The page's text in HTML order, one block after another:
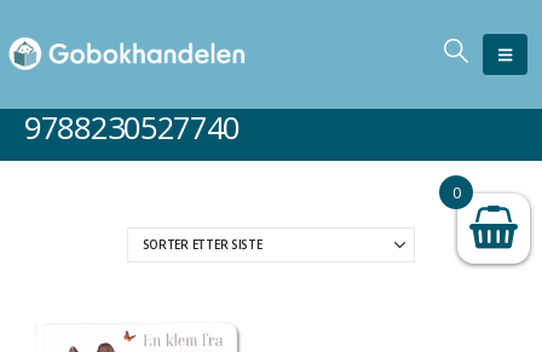
9788230527740
0